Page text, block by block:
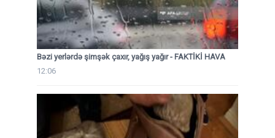
Bəzi yerlərdə şimşək çaxır, yağış yağır - FAKTİKİ HAVA
12:06